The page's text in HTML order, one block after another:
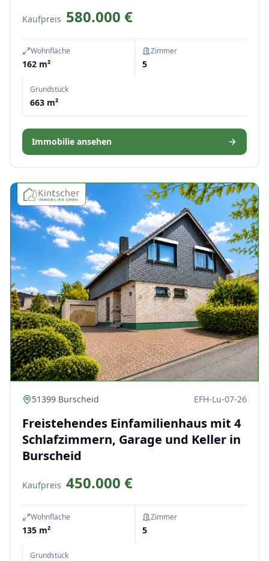
Kaufpreis 580.000 €
Wohnfläche
162 m²
Zimmer
5
Grundstück
663 m²
Immobilie ansehen
51399 Burscheid EFH-Lu-07-26
Freistehendes Einfamilienhaus mit 4
Schlafzimmern, Garage und Keller in
Burscheid
Kaufpreis 450.000 €
Wohnfläche
135 m²
Zimmer
5
Grundstück